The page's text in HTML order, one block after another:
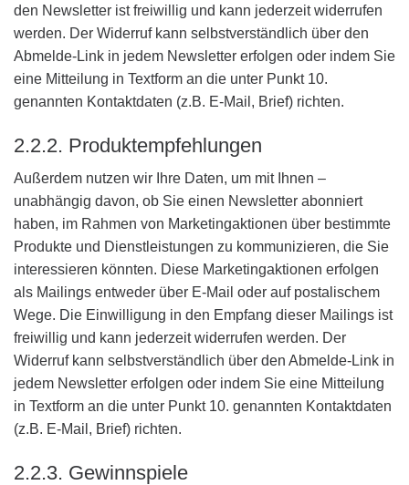
den Newsletter ist freiwillig und kann jederzeit widerrufen
werden. Der Widerruf kann selbstverständlich über den
Abmelde-Link in jedem Newsletter erfolgen oder indem Sie
eine Mitteilung in Textform an die unter Punkt 10.
genannten Kontaktdaten (z.B. E-Mail, Brief) richten.
2.2.2. Produktempfehlungen
Außerdem nutzen wir Ihre Daten, um mit Ihnen –
unabhängig davon, ob Sie einen Newsletter abonniert
haben, im Rahmen von Marketingaktionen über bestimmte
Produkte und Dienstleistungen zu kommunizieren, die Sie
interessieren könnten. Diese Marketingaktionen erfolgen
als Mailings entweder über E-Mail oder auf postalischem
Wege. Die Einwilligung in den Empfang dieser Mailings ist
freiwillig und kann jederzeit widerrufen werden. Der
Widerruf kann selbstverständlich über den Abmelde-Link in
jedem Newsletter erfolgen oder indem Sie eine Mitteilung
in Textform an die unter Punkt 10. genannten Kontaktdaten
(z.B. E-Mail, Brief) richten.
2.2.3. Gewinnspiele